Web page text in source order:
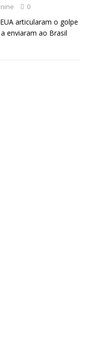
0
articularam o golpe
enviaram ao Brasil